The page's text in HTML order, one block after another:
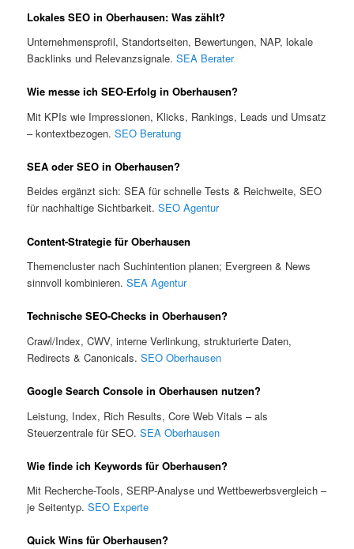
Lokales SEO in Oberhausen: Was zählt?
Unternehmensprofil, Standortseiten, Bewertungen, NAP, lokale
Backlinks und Relevanzsignale.SEA Berater
Wie messe ich SEO-Erfolg in Oberhausen?
Mit KPIs wie Impressionen, Klicks, Rankings, Leads und Umsatz
– kontextbezogen.SEO Beratung
SEA oder SEO in Oberhausen?
Beides ergänzt sich: SEA für schnelle Tests & Reichweite, SEO
für nachhaltige Sichtbarkeit.SEO Agentur
Content-Strategie für Oberhausen
Themencluster nach Suchintention planen; Evergreen & News
sinnvoll kombinieren.SEA Agentur
Technische SEO-Checks in Oberhausen?
Crawl/Index, CWV, interne Verlinkung, strukturierte Daten,
Redirects & Canonicals.SEO Oberhausen
Google Search Console in Oberhausen nutzen?
Leistung, Index, Rich Results, Core Web Vitals – als
Steuerzentrale für SEO.SEA Oberhausen
Wie finde ich Keywords für Oberhausen?
Mit Recherche-Tools, SERP-Analyse und Wettbewerbsvergleich –
je Seitentyp.SEO Experte
Quick Wins für Oberhausen?